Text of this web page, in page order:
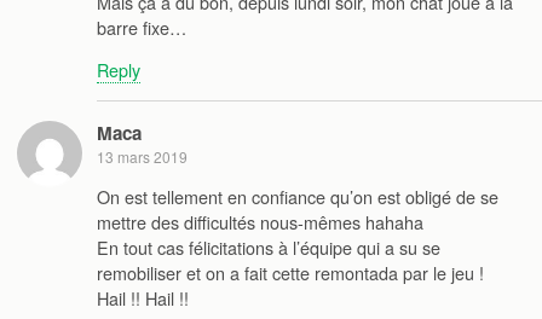
barre fixe…
Reply
Maca
13 mars 2019
On est tellement en confiance qu’on est obligé de se
mettre des difficultés nous-mêmes hahaha
En tout cas félicitations à l’équipe qui a su se
remobiliser et on a fait cette remontada par le jeu !
Hail !! Hail !!